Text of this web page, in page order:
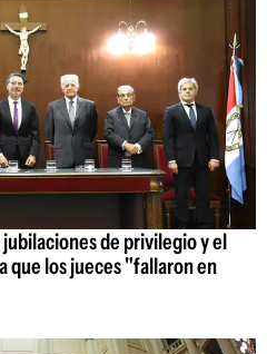
de privilegio y el
que los jueces "fallaron en